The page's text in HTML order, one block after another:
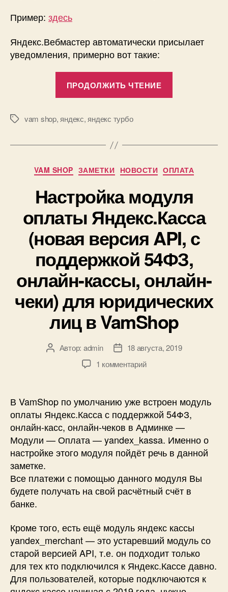
Пример: здесь
Яндекс.Вебмастер автоматически присылает
уведомления, примерно вот такие:
ПРОДОЛЖИТЬ ЧТЕНИЕ
со
товаров!»
Меткиvam shop, яндекс, яндекс турбо
Рубрики
VAM SHOP ЗАМЕТКИ НОВОСТИ ОПЛАТА
Настройка модуля
оплаты Яндекс.Касса
(новая версия API, с
поддержкой 54ФЗ,
онлайн-кассы, онлайн-
чеки) для юридических
лиц в VamShop
АвторАвтор: admin
Дата18 августа, 2019
1 комментарийк
оплаты
Яндекс.Касса
(новая
версия
API,
поддержкой
54ФЗ,
онлайн-
чеки)
для
юридических
лиц
в
VamShop
В VamShop по умолчанию уже встроен модуль
оплаты Яндекс.Касса с поддержкой 54ФЗ,
онлайн-касс, онлайн-чеков в Админке —
Модули — Оплата — yandex_kassa. Именно о
настройке этого модуля пойдёт речь в данной
заметке.
Все платежи с помощью данного модуля Вы
будете получать на свой расчётный счёт в
банке.
Кроме того, есть ещё модуль яндекс кассы
yandex_merchant — это устаревший модуль со
старой версией API, т.е. он подходит только
для тех кто подключился к Яндекс.Кассе давно.
Для пользователей, которые подключаются к